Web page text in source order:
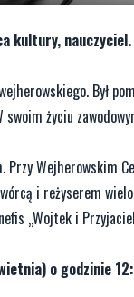
kultury,
Był
życiu
Wejherowskim
i reżyserem
„Wojtek i
o godzinie